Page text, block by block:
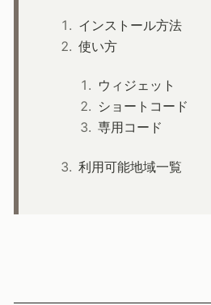
インストール方法
使い方
ウィジェット
ショートコード
専用コード
利用可能地域一覧